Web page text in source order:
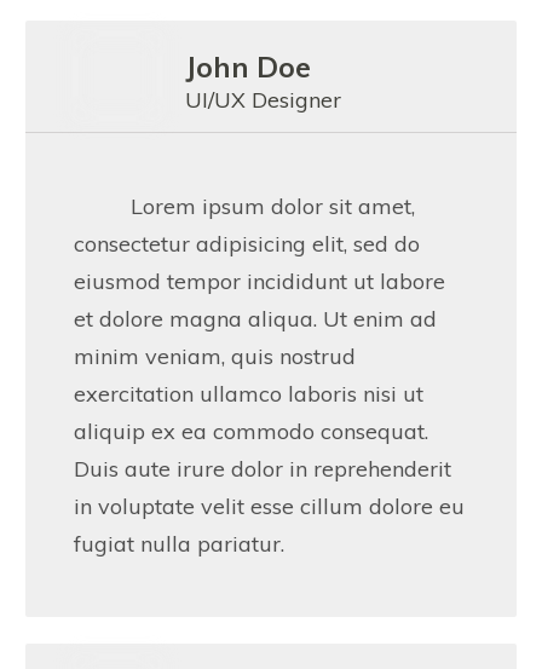
John Doe
UI/UX Designer
Lorem ipsum dolor sit amet,
consectetur adipisicing elit, sed do
eiusmod tempor incididunt ut labore
et dolore magna aliqua. Ut enim ad
minim veniam, quis nostrud
exercitation ullamco laboris nisi ut
aliquip ex ea commodo consequat.
Duis aute irure dolor in reprehenderit
in voluptate velit esse cillum dolore eu
fugiat nulla pariatur.